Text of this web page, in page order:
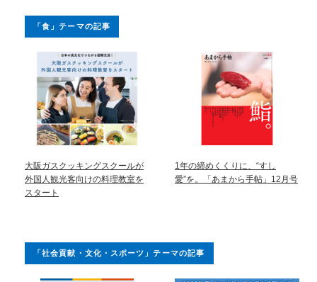
「食」テーマの記事
大阪ガスクッキングスクールが
外国人観光客向けの料理教室を
スタート
1年の締めくくりに、“すし
愛”を。「あまから手帖」12月号
「社会貢献・文化・スポーツ」テーマの記事